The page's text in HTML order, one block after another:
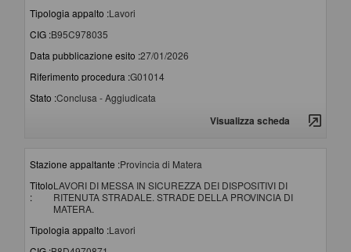
Tipologia appalto :Lavori
CIG :B95C978035
Data pubblicazione esito :27/01/2026
Riferimento procedura :G01014
Stato :Conclusa - Aggiudicata
Visualizza scheda
Stazione appaltante :Provincia di Matera
Titolo
:
LAVORI DI MESSA IN SICUREZZA DEI DISPOSITIVI DI
RITENUTA STRADALE. STRADE DELLA PROVINCIA DI
MATERA.
Tipologia appalto :Lavori